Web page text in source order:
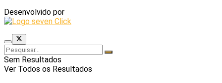
Desenvolvido por
Sem Resultados
Ver Todos os Resultados